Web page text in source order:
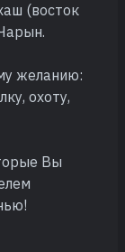
(восток
желанию:
охоту,
Вы